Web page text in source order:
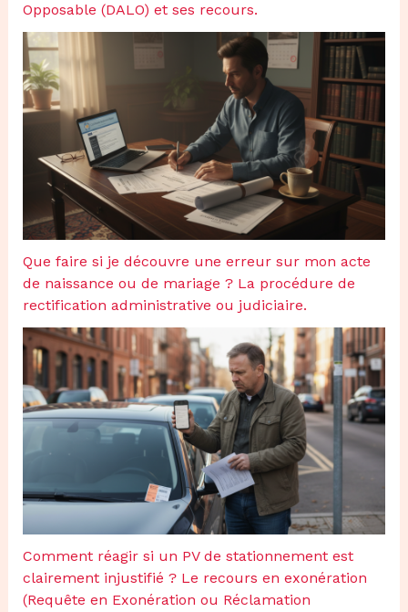
Opposable (DALO) et ses recours.
Que faire si je découvre une erreur sur mon acte
de naissance ou de mariage ? La procédure de
rectification administrative ou judiciaire.
Comment réagir si un PV de stationnement est
clairement injustifié ? Le recours en exonération
(Requête en Exonération ou Réclamation